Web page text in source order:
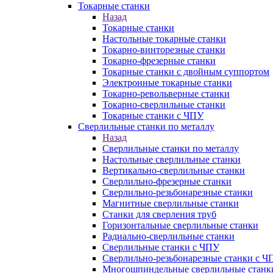
Токарные станки
Назад
Токарные станки
Настольные токарные станки
Токарно-винторезные станки
Токарно-фрезерные станки
Токарные станки с двойным суппортом
Электронные токарные станки
Токарно-револьверные станки
Токарно-сверлильные станки
Токарные станки с ЧПУ
Сверлильные станки по металлу
Назад
Сверлильные станки по металлу
Настольные сверлильные станки
Вертикально-сверлильные станки
Сверлильно-фрезерные станки
Сверлильно-резьбонарезные станки
Магнитные сверлильные станки
Станки для сверления труб
Горизонтальные сверлильные станки
Радиально-сверлильные станки
Сверлильные станки с ЧПУ
Сверлильно-резьбонарезные станки с
Многошпиндельные сверлильные